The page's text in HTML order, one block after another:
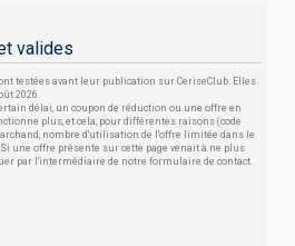
valides
testées avant leur publication sur CeriseClub. Elles
2026.
délai, un coupon de réduction ou une offre en
plus, et cela, pour différentes raisons (code
nombre d'utilisation de l'offre limitée dans le
une offre présente sur cette page venait à ne plus
par l'intermédiaire de notre formulaire de contact.